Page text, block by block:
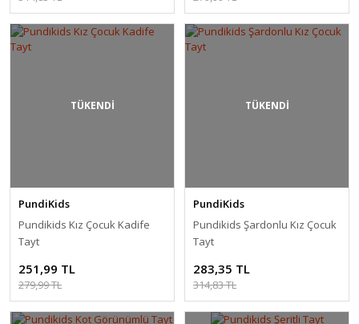
TÜKENDİ
PundiKids
Pundikids Kız Çocuk Kadife
Tayt
251,99 TL
279,99 TL
TÜKENDİ
PundiKids
Pundikids Şardonlu Kız Çocuk
Tayt
283,35 TL
314,83 TL